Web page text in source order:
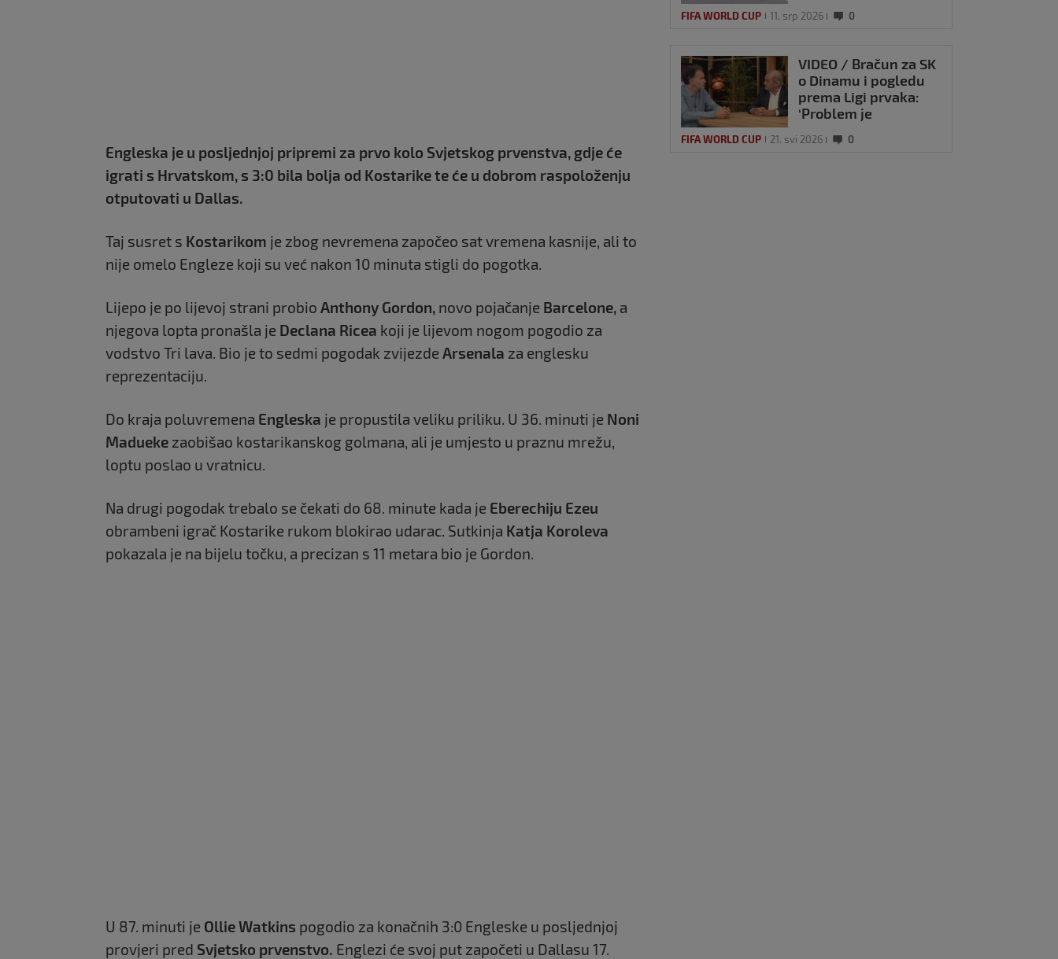
Engleska je u posljednjoj pripremi za prvo kolo Svjetskog prvenstva, gdje će
igrati s Hrvatskom, s 3:0 bila bolja od Kostarike te će u dobrom raspoloženju
otputovati u Dallas.
Taj susret s Kostarikom je zbog nevremena započeo sat vremena kasnije, ali to
nije omelo Engleze koji su već nakon 10 minuta stigli do pogotka.
Lijepo je po lijevoj strani probio Anthony Gordon, novo pojačanje Barcelone, a
njegova lopta pronašla je Declana Ricea koji je lijevom nogom pogodio za
vodstvo Tri lava. Bio je to sedmi pogodak zvijezde Arsenala za englesku
reprezentaciju.
Do kraja poluvremena Engleska je propustila veliku priliku. U 36. minuti je Noni
Madueke zaobišao kostarikanskog golmana, ali je umjesto u praznu mrežu,
loptu poslao u vratnicu.
Na drugi pogodak trebalo se čekati do 68. minute kada je Eberechiju Ezeu
obrambeni igrač Kostarike rukom blokirao udarac. Sutkinja Katja Koroleva
pokazala je na bijelu točku, a precizan s 11 metara bio je Gordon.
U 87. minuti je Ollie Watkins pogodio za konačnih 3:0 Engleske u posljednjoj
provjeri pred Svjetsko prvenstvo. Englezi će svoj put započeti u Dallasu 17.
FIFA WORLD CUP 11. srp 2026 0
VIDEO / Bračun za SK
o Dinamu i pogledu
prema Ligi prvaka:
‘Problem je
FIFA WORLD CUP 21. svi 2026 0